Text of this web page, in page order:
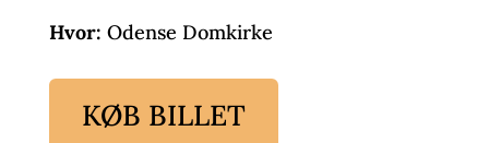
Hvor: Odense Domkirke
KØB BILLET